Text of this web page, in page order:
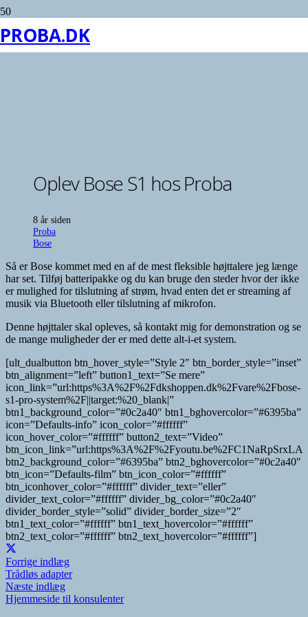
PROBA.DK
Oplev Bose S1 hos Proba
8 år siden
Proba
Bose
Så er Bose kommet med en af de mest fleksible højttalere jeg længe
har set. Tilføj batteripakke og du kan bruge den steder hvor der ikke
er mulighed for tilslutning af strøm, hvad enten det er streaming af
musik via Bluetooth eller tilslutning af mikrofon.
Denne højttaler skal opleves, så kontakt mig for demonstration og se
de mange muligheder der er med dette alt-i-et system.
[ult_dualbutton btn_hover_style=”Style 2″ btn_border_style=”inset”
btn_alignment=”left” button1_text=”Se mere”
icon_link=”url:https%3A%2F%2Fdkshoppen.dk%2Fvare%2Fbose-
s1-pro-system%2F||target:%20_blank|”
btn1_background_color=”#0c2a40″ btn1_bghovercolor=”#6395ba”
icon=”Defaults-info” icon_color=”#ffffff”
icon_hover_color=”#ffffff” button2_text=”Video”
btn2_background_color=”#6395ba” btn2_bghovercolor=”#0c2a40″
btn_icon=”Defaults-film” btn_icon_color=”#ffffff”
btn_iconhover_color=”#ffffff” divider_text=”eller”
divider_text_color=”#ffffff” divider_bg_color=”#0c2a40″
divider_border_style=”solid” divider_border_size=”2″
btn1_text_color=”#ffffff” btn1_text_hovercolor=”#ffffff”
btn2_text_color=”#ffffff” btn2_text_hovercolor=”#ffffff”]
Forrige indlæg
Trådløs adapter
Næste indlæg
Hjemmeside til konsulenter